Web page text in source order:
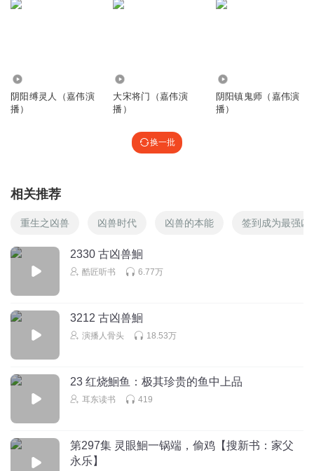
阴阳缚灵人（嘉伟演
播）
大宋将门（嘉伟演
播）
阴阳镇鬼师（嘉伟演
播）
换一批
相关推荐
重生之凶兽 凶兽时代 凶兽的本能 签到成为最强凶
2330 古凶兽鮰
酷匠听书 6.77万
3212 古凶兽鮰
演播人骨头 18.53万
23 红烧鮰鱼：极其珍贵的鱼中上品
耳东读书 419
第297集 灵眼鮰一锅端，偷鸡【搜新书：家父
永乐】